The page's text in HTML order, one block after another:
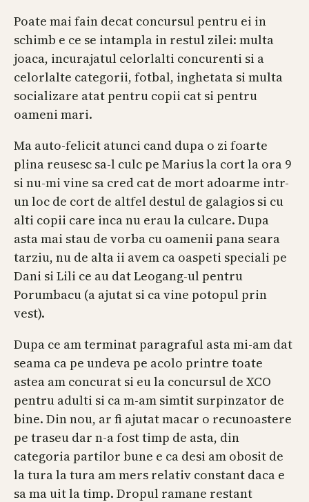
Poate mai fain decat concursul pentru ei in
schimb e ce se intampla in restul zilei: multa
joaca, incurajatul celorlalti concurenti si a
celorlalte categorii, fotbal, inghetata si multa
socializare atat pentru copii cat si pentru
oameni mari.
Ma auto-felicit atunci cand dupa o zi foarte
plina reusesc sa-l culc pe Marius la cort la ora 9
si nu-mi vine sa cred cat de mort adoarme intr-
un loc de cort de altfel destul de galagios si cu
alti copii care inca nu erau la culcare. Dupa
asta mai stau de vorba cu oamenii pana seara
tarziu, nu de alta ii avem ca oaspeti speciali pe
Dani si Lili ce au dat Leogang-ul pentru
Porumbacu (a ajutat si ca vine potopul prin
vest).
Dupa ce am terminat paragraful asta mi-am dat
seama ca pe undeva pe acolo printre toate
astea am concurat si eu la concursul de XCO
pentru adulti si ca m-am simtit surpinzator de
bine. Din nou, ar fi ajutat macar o recunoastere
pe traseu dar n-a fost timp de asta, din
categoria partilor bune e ca desi am obosit de
la tura la tura am mers relativ constant daca e
sa ma uit la timp. Dropul ramane restant